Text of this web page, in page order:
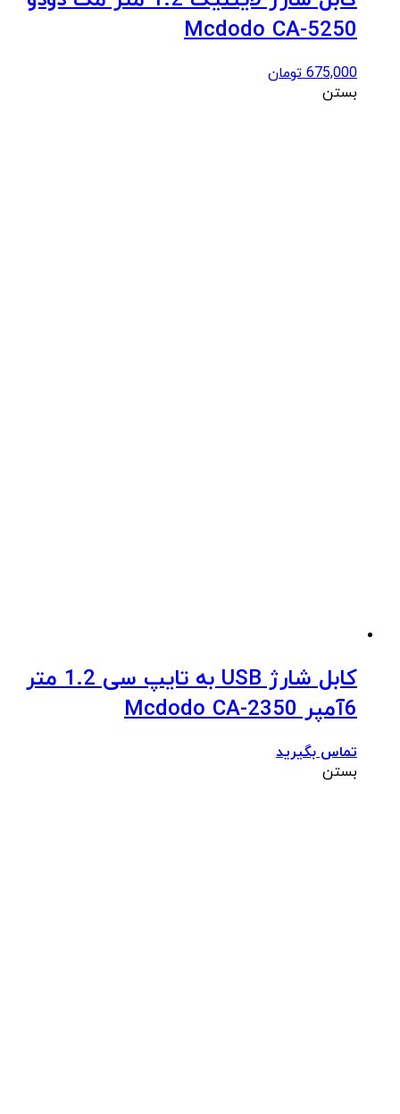
Mcdodo CA-5250
675,000 تومان
بستن
کابل شارژ USB به تایپ سی 1.2 متر
6آمپر Mcdodo CA-2350
تماس بگیرید
بستن